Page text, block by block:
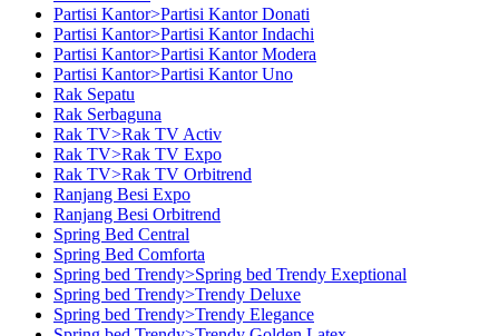
Partisi Kantor>Partisi Kantor Donati
Partisi Kantor>Partisi Kantor Indachi
Partisi Kantor>Partisi Kantor Modera
Partisi Kantor>Partisi Kantor Uno
Rak Sepatu
Rak Serbaguna
Rak TV>Rak TV Activ
Rak TV>Rak TV Expo
Rak TV>Rak TV Orbitrend
Ranjang Besi Expo
Ranjang Besi Orbitrend
Spring Bed Central
Spring Bed Comforta
Spring bed Trendy>Spring bed Trendy Exeptional
Spring bed Trendy>Trendy Deluxe
Spring bed Trendy>Trendy Elegance